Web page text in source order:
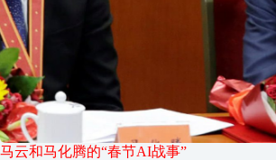
马云和马化腾的“春节AI战事”